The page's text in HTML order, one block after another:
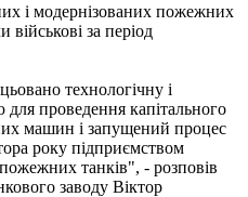
і модернізованих пожежних
військові за період
технологічну і
проведення капітального
машин і запущений процес
року підприємством
танків", - розповів
заводу Віктор